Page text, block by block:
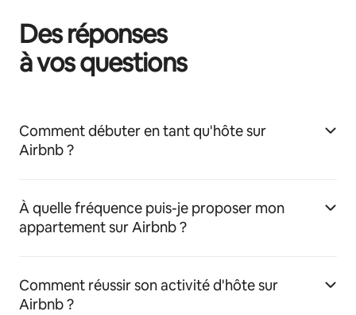
Des réponses
à vos questions
Comment débuter en tant qu'hôte sur
Airbnb ?
À quelle fréquence puis-je proposer mon
appartement sur Airbnb ?
Comment réussir son activité d'hôte sur
Airbnb ?